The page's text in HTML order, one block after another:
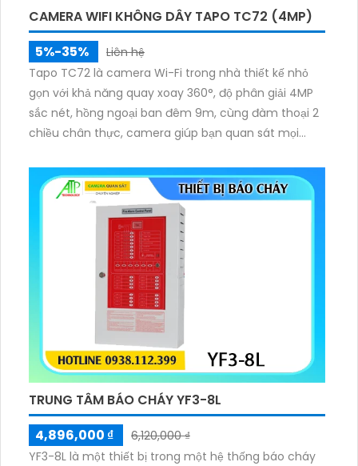
CAMERA WIFI KHÔNG DÂY TAPO TC72 (4MP)
5%-35%
Liên hệ
Tapo TC72 là camera Wi-Fi trong nhà thiết kế nhỏ
gọn với khả năng quay xoay 360°, độ phân giải 4MP
sắc nét, hồng ngoại ban đêm 9m, cùng đàm thoại 2
chiều chân thực, camera giúp bạn quan sát mọi
năng phát hiện chuyển động và báo động thông
minh, cùng khe thẻ nhớ hỗ trợ đến 512GB, Tapo TC72
mang đến sự an tâm tuyệt đối cho cả gia đình.
TRUNG TÂM BÁO CHÁY YF3-8L
4,896,000 ₫
6,120,000 ₫
YF3-8L là một thiết bị trong một hệ thống báo cháy